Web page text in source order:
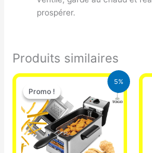
prospérer.
Produits similaires
5%
Promo !
Promo !
Le
initial
était :
39.000 CFA.
Le
prix
actuel
est :
37.000 CFA.